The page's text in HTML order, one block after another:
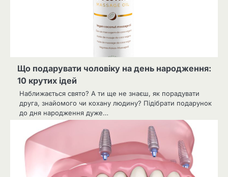
Що подарувати чоловіку на день народження:
10 крутих ідей
Наближається свято? А ти ще не знаєш, як порадувати
друга, знайомого чи кохану людину? Підібрати подарунок
до дня народження дуже…